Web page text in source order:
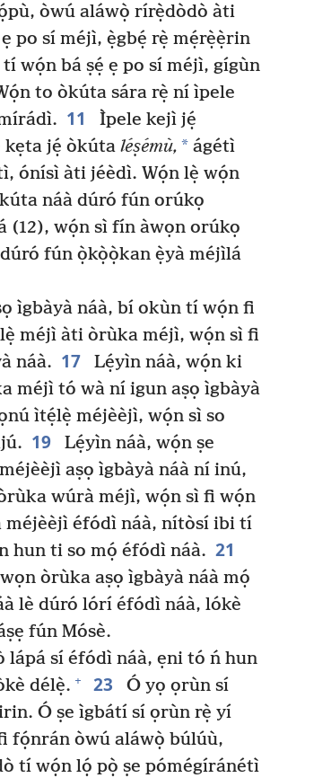
òwú aláwọ̀ rírẹ̀dòdò àti
po sí méjì, ẹ̀gbẹ́ rẹ̀ mẹ́rẹ̀ẹ̀rin
wọ́n bá ṣẹ́ ẹ po sí méjì, gígùn
to òkúta sára rẹ̀ ní ìpele
11
Ìpele kejì jẹ́
kẹta jẹ́ òkúta léṣémù, *ágétì
ónísì àti jéèdì. Wọ́n lẹ̀ wọ́n
náà dúró fún orúkọ
wọ́n sì fín àwọn orúkọ
fún ọ̀kọ̀ọ̀kan ẹ̀yà méjìlá
ìgbàyà náà, bí okùn tí wọ́n fi
méjì àti òrùka méjì, wọ́n sì fi
náà. 17
Lẹ́yìn náà, wọ́n ki
méjì tó wà ní igun aṣọ ìgbàyà
ìtẹ́lẹ̀ méjèèjì, wọ́n sì so
19
Lẹ́yìn náà, wọ́n ṣe
aṣọ ìgbàyà náà ní inú,
wúrà méjì, wọ́n sì fi wọ́n
méjèèjì éfódì náà, nítòsí ibi tí
hun ti so mọ́ éfódì náà. 21
òrùka aṣọ ìgbàyà náà mọ́
lè dúró lórí éfódì náà, lókè
fún Mósè.
lápá sí éfódì náà, ẹni tó ń hun
délẹ̀. + 23
Ó yọ ọrùn sí
Ó ṣe ìgbátí sí ọrùn rẹ̀ yí
fọ́nrán òwú aláwọ̀ búlúù,
tí wọ́n lọ́ pọ̀ ṣe pómégíránétì